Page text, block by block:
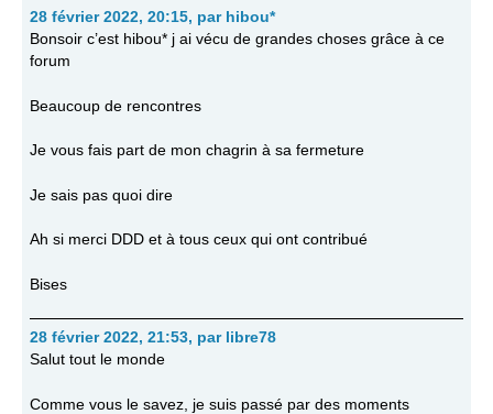
28 février 2022, 20:15, par hibou*
Bonsoir c’est hibou* j ai vécu de grandes choses grâce à ce
forum
Beaucoup de rencontres
Je vous fais part de mon chagrin à sa fermeture
Je sais pas quoi dire
Ah si merci DDD et à tous ceux qui ont contribué
Bises
28 février 2022, 21:53, par libre78
Salut tout le monde
Comme vous le savez, je suis passé par des moments